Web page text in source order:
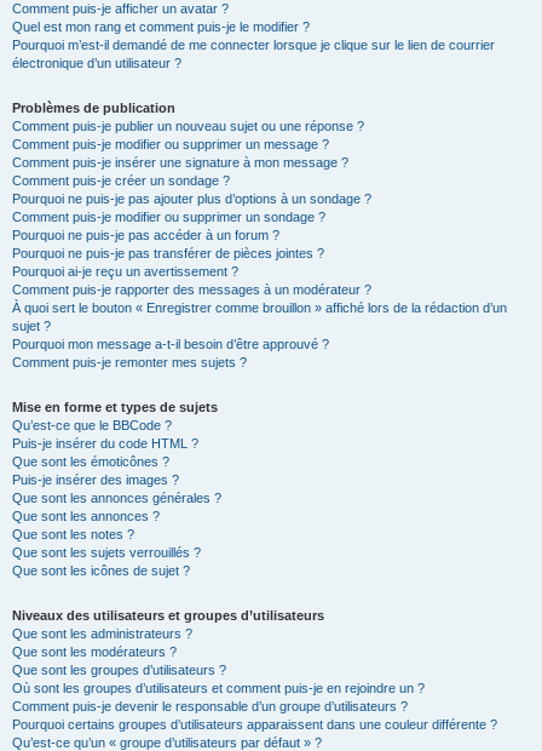
Comment puis-je afficher un avatar ?
Quel est mon rang et comment puis-je le modifier ?
Pourquoi m’est-il demandé de me connecter lorsque je clique sur le lien de courrier
électronique d’un utilisateur ?
Problèmes de publication
Comment puis-je publier un nouveau sujet ou une réponse ?
Comment puis-je modifier ou supprimer un message ?
Comment puis-je insérer une signature à mon message ?
Comment puis-je créer un sondage ?
Pourquoi ne puis-je pas ajouter plus d’options à un sondage ?
Comment puis-je modifier ou supprimer un sondage ?
Pourquoi ne puis-je pas accéder à un forum ?
Pourquoi ne puis-je pas transférer de pièces jointes ?
Pourquoi ai-je reçu un avertissement ?
Comment puis-je rapporter des messages à un modérateur ?
À quoi sert le bouton « Enregistrer comme brouillon » affiché lors de la rédaction d’un
sujet ?
Pourquoi mon message a-t-il besoin d’être approuvé ?
Comment puis-je remonter mes sujets ?
Mise en forme et types de sujets
Qu’est-ce que le BBCode ?
Puis-je insérer du code HTML ?
Que sont les émoticônes ?
Puis-je insérer des images ?
Que sont les annonces générales ?
Que sont les annonces ?
Que sont les notes ?
Que sont les sujets verrouillés ?
Que sont les icônes de sujet ?
Niveaux des utilisateurs et groupes d’utilisateurs
Que sont les administrateurs ?
Que sont les modérateurs ?
Que sont les groupes d’utilisateurs ?
Où sont les groupes d’utilisateurs et comment puis-je en rejoindre un ?
Comment puis-je devenir le responsable d’un groupe d’utilisateurs ?
Pourquoi certains groupes d’utilisateurs apparaissent dans une couleur différente ?
Qu’est-ce qu’un « groupe d’utilisateurs par défaut » ?